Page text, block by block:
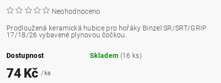
Neohodnoceno
Prodloužená keramická hubice pro hořáky Binzel SR/SRT/GRIP
17/18/26 vybavené plynovou čočkou.
Dostupnost Skladem (16 ks)
74 Kč/ ks